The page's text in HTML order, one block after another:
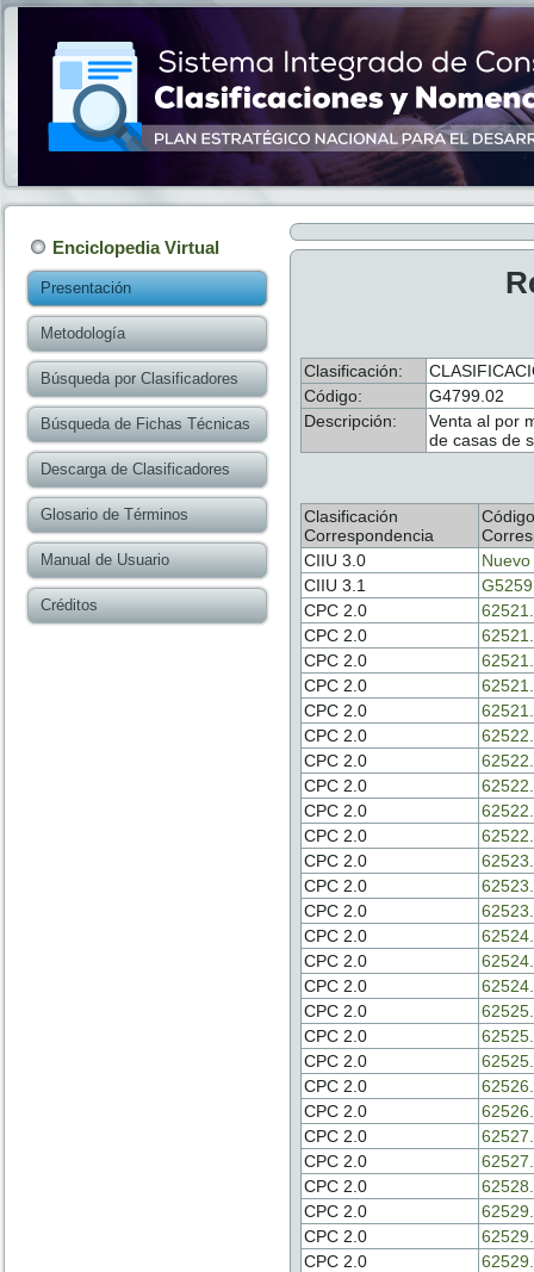
Enciclopedia Virtual
Presentación
Metodología
Búsqueda por Clasificadores
Búsqueda de Fichas Técnicas
Descarga de Clasificadores
Glosario de Términos
Manual de Usuario
Créditos
Clasificación:
Código:
G4799.02
Descripción:
Venta al por
de casas de
Clasificación
Correspondencia
Código
CIIU 3.0
Nuevo
CIIU 3.1
CPC 2.0
CPC 2.0
CPC 2.0
CPC 2.0
CPC 2.0
CPC 2.0
CPC 2.0
CPC 2.0
CPC 2.0
CPC 2.0
CPC 2.0
CPC 2.0
CPC 2.0
CPC 2.0
CPC 2.0
CPC 2.0
CPC 2.0
CPC 2.0
CPC 2.0
CPC 2.0
CPC 2.0
CPC 2.0
CPC 2.0
CPC 2.0
CPC 2.0
CPC 2.0
CPC 2.0